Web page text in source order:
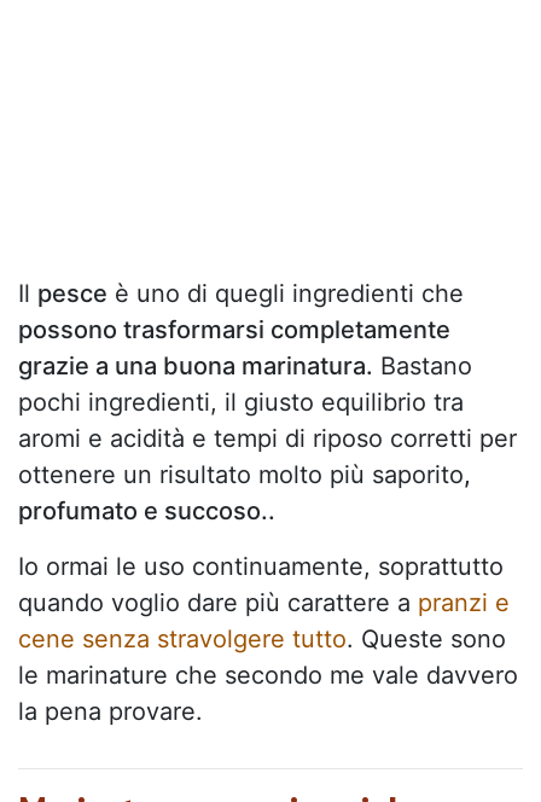
Il pesce è uno di quegli ingredienti che
possono trasformarsi completamente
grazie a una buona marinatura. Bastano
pochi ingredienti, il giusto equilibrio tra
aromi e acidità e tempi di riposo corretti per
ottenere un risultato molto più saporito,
profumato e succoso..
Io ormai le uso continuamente, soprattutto
quando voglio dare più carattere a pranzi e
cene senza stravolgere tutto. Queste sono
le marinature che secondo me vale davvero
la pena provare.